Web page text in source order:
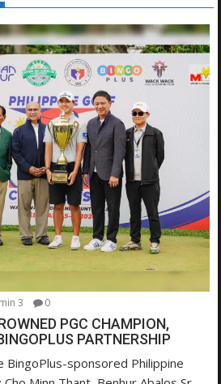
3 0
PGC CHAMPION,
PARTNERSHIP
BingoPlus-sponsored Philippine